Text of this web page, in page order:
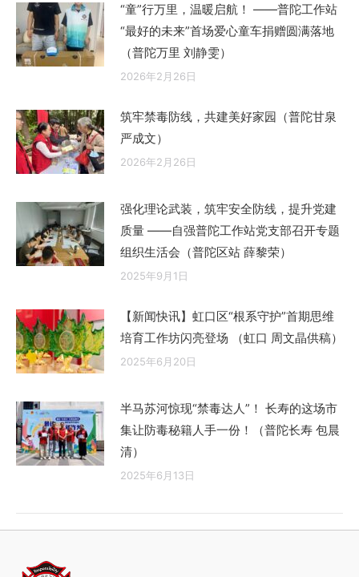
“童”行万里，温暖启航！ ——普陀工作站
“最好的未来”首场爱心童车捐赠圆满落地
（普陀万里 刘静雯）
2026年2月26日
筑牢禁毒防线，共建美好家园（普陀甘泉
严成文）
2026年2月26日
强化理论武装，筑牢安全防线，提升党建
质量 ——自强普陀工作站党支部召开专题
组织生活会（普陀区站 薛黎荣）
2025年9月1日
【新闻快讯】虹口区“根系守护”首期思维
培育工作坊闪亮登场 （虹口 周文晶供稿）
2025年6月20日
半马苏河惊现“禁毒达人”！ 长寿的这场市
集让防毒秘籍人手一份！（普陀长寿 包晨
清）
2025年6月13日